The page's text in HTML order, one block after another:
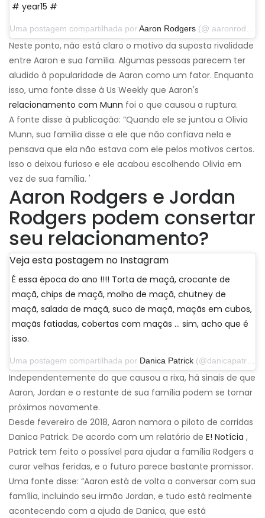
# year15 #
Uma postagem compartilhada por Aaron Rodgers (@ aaronrodgers12) em 4 de setembro de 2019 às 17:14 PDT
Neste ponto, não está claro o motivo da suposta rivalidade
entre Aaron e sua família. Algumas pessoas parecem ter
aludido à popularidade de Aaron como um fator. Enquanto
isso, uma fonte disse à Us Weekly que Aaron's
relacionamento com Munn foi o que causou a ruptura.
A fonte disse à publicação: “Quando ele se juntou a Olivia
Munn, sua família disse a ele que não confiava nela e
pensava que ela não estava com ele pelos motivos certos.
Isso o deixou furioso e ele acabou escolhendo Olivia em
vez de sua família. '
Aaron Rodgers e Jordan
Rodgers podem consertar
seu relacionamento?
Veja esta postagem no Instagram
É essa época do ano !!!! Torta de maçã, crocante de
maçã, chips de maçã, molho de maçã, chutney de
maçã, salada de maçã, suco de maçã, maçãs em cubos,
maçãs fatiadas, cobertas com maçãs ... sim, acho que é
isso.
Uma postagem compartilhada por Danica Patrick (@danicapatrick) em 29 de setembro de 2019 às 14h31 PDT
Independentemente do que causou a rixa, há sinais de que
Aaron, Jordan e o restante de sua família podem se tornar
próximos novamente.
Desde fevereiro de 2018, Aaron namora o piloto de corridas
Danica Patrick. De acordo com um relatório de E! Notícia ,
Patrick tem feito o possível para ajudar a família Rodgers a
curar velhas feridas, e o futuro parece bastante promissor.
Uma fonte disse: “Aaron está de volta a conversar com sua
família, incluindo seu irmão Jordan, e tudo está realmente
acontecendo com a ajuda de Danica, que está